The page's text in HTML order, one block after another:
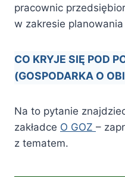
pracownic
w zakresie
CO KRYJE SIĘ POD
(GOSPODARKA O
Na to pytanie
zakładce O GOZ –
z tematem.